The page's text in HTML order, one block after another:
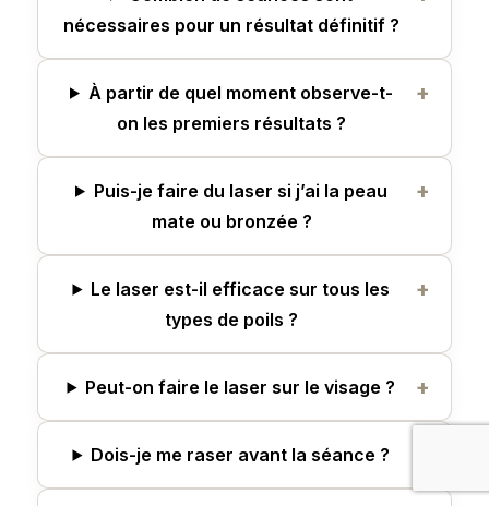
nécessaires pour un résultat définitif ?
À partir de quel moment observe-t-
on les premiers résultats ?
Puis-je faire du laser si j’ai la peau
mate ou bronzée ?
Le laser est-il efficace sur tous les
types de poils ?
Peut-on faire le laser sur le visage ?
Dois-je me raser avant la séance ?